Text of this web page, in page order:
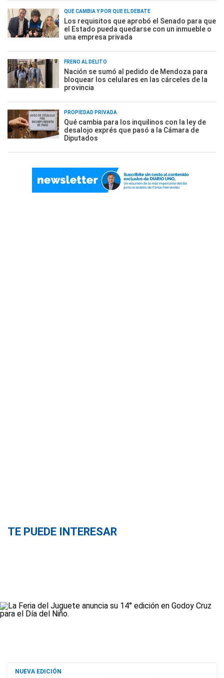
QUÉ CAMBIA Y POR QUÉ EL DEBATE
Los requisitos que aprobó el Senado para que
el Estado pueda quedarse con un inmueble o
una empresa privada
FRENO AL DELITO
Nación se sumó al pedido de Mendoza para
bloquear los celulares en las cárceles de la
provincia
PROPIEDAD PRIVADA
Qué cambia para los inquilinos con la ley de
desalojo exprés que pasó a la Cámara de
Diputados
TE PUEDE INTERESAR
NUEVA EDICIÓN